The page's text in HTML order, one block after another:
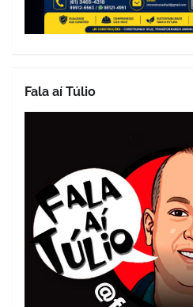
Fala aí Túlio